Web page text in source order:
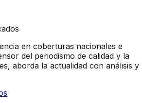
en coberturas nacionales e
del periodismo de calidad y la
aborda la actualidad con análisis y